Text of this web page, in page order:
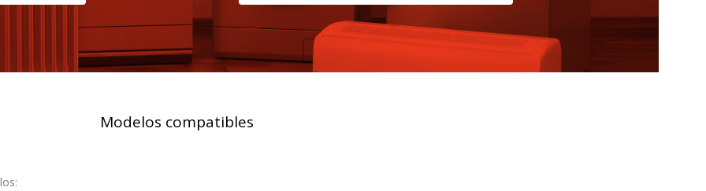
Modelos compatibles
que el sitio web funcione y no se pueden desactivar en nuestros sistemas. Puede configurar su
sobre estas cookies, pero alguna áreas del sitio no funcionarán. Estas cookies no almacenan ninguna
lo tanto, es anónima.